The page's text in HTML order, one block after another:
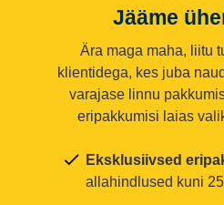
Jääme
Ära maga maha, liitu
klientidega, kes juba
varajase linnu
eripakkumisi laias
Eksklusiivsed
allahindlused kuni